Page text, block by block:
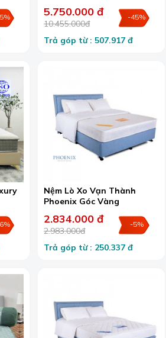
5.750.000 đ
10.455.000đ
-45%
Trả góp từ : 507.917 đ
Nệm Lò Xo Vạn Thành
Phoenix Góc Vàng
2.834.000 đ
2.983.000đ
-5%
Trả góp từ : 250.337 đ